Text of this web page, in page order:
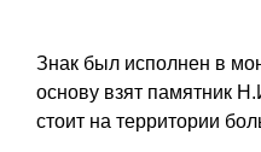
Знак был исполнен в
основу взят памятник
стоит на территории